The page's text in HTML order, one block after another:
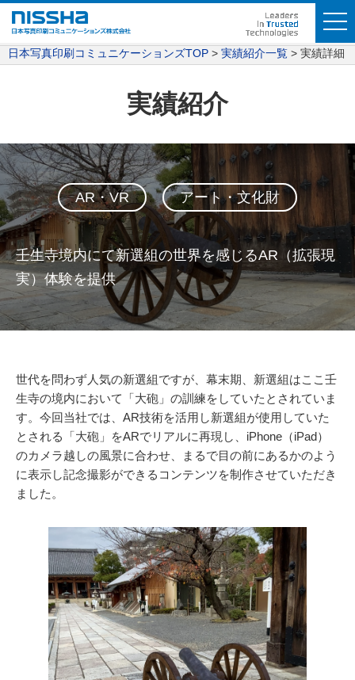
日本写真印刷コミュニケーションズTOP 実績紹介一覧 実績詳細
実績紹介
AR・VR アート・文化財
壬生寺境内にて新選組の世界を感じるAR（拡張現
実）体験を提供
世代を問わず人気の新選組ですが、幕末期、新選組はここ壬
生寺の境内において「大砲」の訓練をしていたとされていま
す。今回当社では、AR技術を活用し新選組が使用していた
とされる「大砲」をARでリアルに再現し、iPhone（iPad）
のカメラ越しの風景に合わせ、まるで目の前にあるかのよう
に表示し記念撮影ができるコンテンツを制作させていただき
ました。